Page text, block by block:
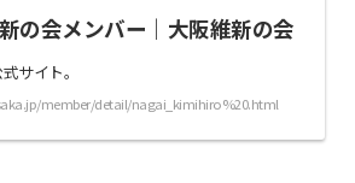
の会メンバー｜大阪維新の会
サイト。
member/detail/nagai_kimihiro%20.html